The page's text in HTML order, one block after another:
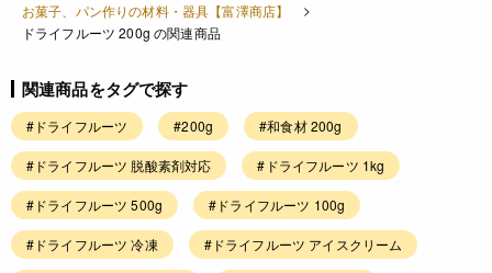
お菓子、パン作りの材料・器具【富澤商店】
ドライフルーツ 200g の関連商品
関連商品をタグで探す
#ドライフルーツ #200g #和食材 200g
#ドライフルーツ 脱酸素剤対応 #ドライフルーツ 1kg
#ドライフルーツ 500g #ドライフルーツ 100g
#ドライフルーツ 冷凍 #ドライフルーツ アイスクリーム